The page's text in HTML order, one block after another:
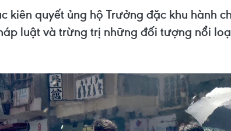
kiên quyết ủng hộ Trưởng đặc khu hành
luật và trừng trị những đối tượng nổi